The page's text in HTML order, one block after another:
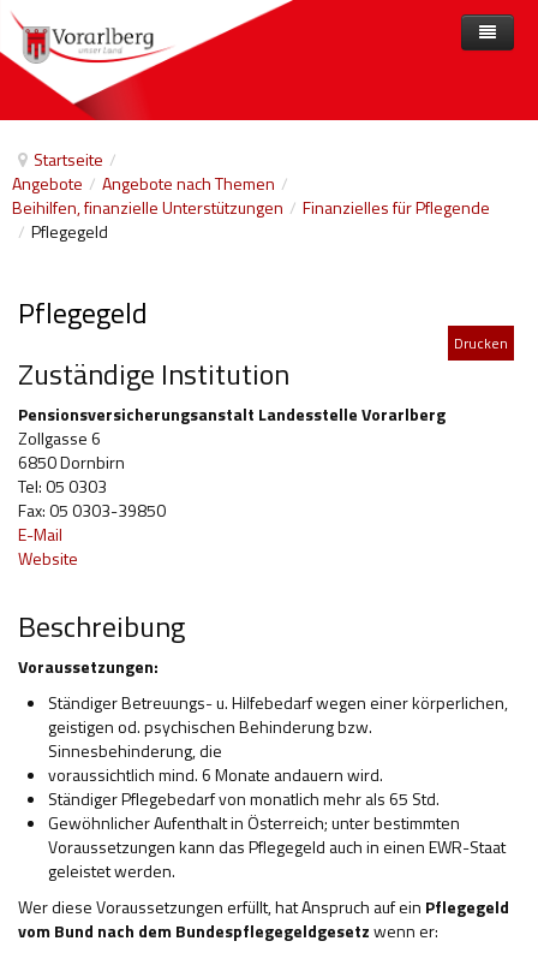
Startseite /
Angebote / Angebote nach Themen /
Beihilfen, finanzielle Unterstützungen / Finanzielles für Pflegende
/ Pflegegeld
Pflegegeld
Drucken
Zuständige Institution
Pensionsversicherungsanstalt Landesstelle Vorarlberg
Zollgasse 6
6850 Dornbirn
Tel: 05 0303
Fax: 05 0303-39850
E-Mail
Website
Beschreibung
Voraussetzungen:
Ständiger Betreuungs- u. Hilfebedarf wegen einer körperlichen,
geistigen od. psychischen Behinderung bzw.
Sinnesbehinderung, die
voraussichtlich mind. 6 Monate andauern wird.
Ständiger Pflegebedarf von monatlich mehr als 65 Std.
Gewöhnlicher Aufenthalt in Österreich; unter bestimmten
Voraussetzungen kann das Pflegegeld auch in einen EWR-Staat
geleistet werden.
Wer diese Voraussetzungen erfüllt, hat Anspruch auf ein Pflegegeld
vom Bund nach dem Bundespflegegeldgesetzwenn er:
Home
Angebote nach Themen
Arbeit und Beschäftigung
Beihilfen, finanzielle Unterstützungen
Freizeit
Gesetze und Verordnungen
Gesetzliche Vertretungen
Gesundheitliche Rehabilitation
Hilfsmittel und Heilbehelfe
Kindheit und Jugend
Selbsthilfe und Selbstvertretung
Pflege, Pflegende Angehörige
Unterstützung, Beratung, Assistenz
Wohnen
Angebote A-Z
Anbieter
Aktuelles